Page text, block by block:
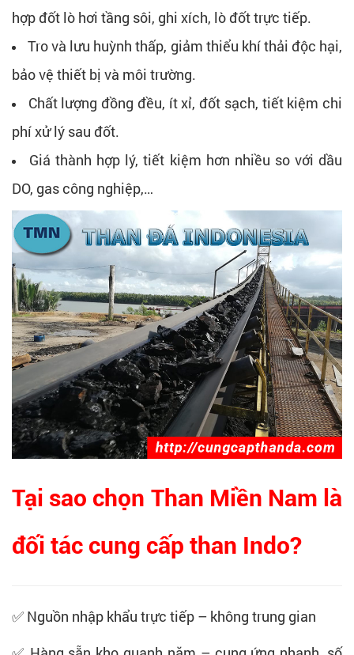
hợp đốt lò hơi tầng sôi, ghi xích, lò đốt trực tiếp.
Tro và lưu huỳnh thấp, giảm thiểu khí thải độc hại,
bảo vệ thiết bị và môi trường.
Chất lượng đồng đều, ít xỉ, đốt sạch, tiết kiệm chi
phí xử lý sau đốt.
Giá thành hợp lý, tiết kiệm hơn nhiều so với dầu
DO, gas công nghiệp,…
Tại sao chọn Than Miền Nam là
đối tác cung cấp than Indo?
✅ Nguồn nhập khẩu trực tiếp – không trung gian